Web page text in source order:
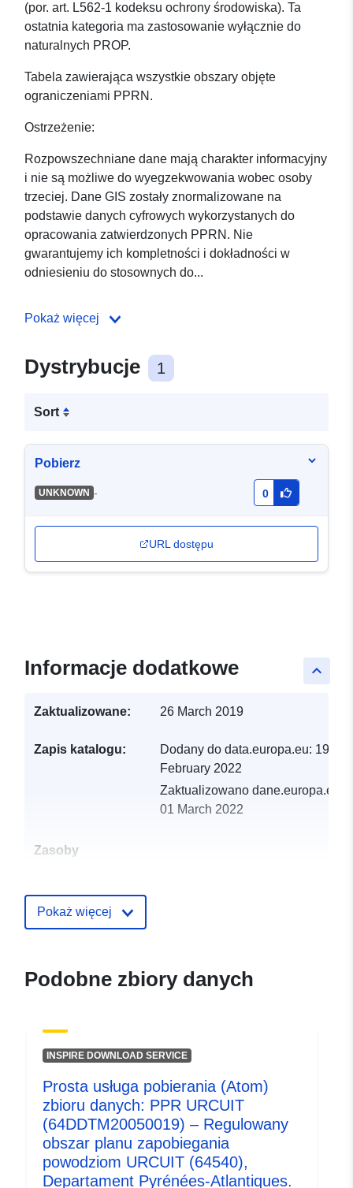
(por. art. L562-1 kodeksu ochrony środowiska). Ta
ostatnia kategoria ma zastosowanie wyłącznie do
naturalnych PROP.
Tabela zawierająca wszystkie obszary objęte
ograniczeniami PPRN.
Ostrzeżenie:
Rozpowszechniane dane mają charakter informacyjny
i nie są możliwe do wyegzekwowania wobec osoby
trzeciej. Dane GIS zostały znormalizowane na
podstawie danych cyfrowych wykorzystanych do
opracowania zatwierdzonych PPRN. Nie
gwarantujemy ich kompletności i dokładności w
odniesieniu do stosownych do...
Pokaż więcej
Dystrybucje 1
Sort
Pobierz
UNKNOWN - 0
URL dostępu
keyboard_arrow_up
Informacje dodatkowe
Zaktualizowane: 26 March 2019
Zapis katalogu: Dodany do data.europa.eu: 19
February 2022
Zaktualizowano dane.europa.eu:
01 March 2022
Zasoby
Identyfikatory:
79c4-4ba9-94a3-
120066022-srv-94fdba1c-d934-
4d94-bc6b-b15724542c0e
Typ:
Zasób:
http://inspire.ec.europa.eu/
codelist/ResourceType/services
Pokaż więcej
Podobne zbiory danych
INSPIRE DOWNLOAD SERVICE
Prosta usługa pobierania (Atom)
zbioru danych: PPR URCUIT
(64DDTM20050019) – Regulowany
obszar planu zapobiegania
powodziom URCUIT (64540),
Departament Pyrénées-Atlantiques.